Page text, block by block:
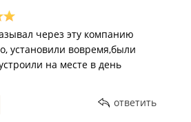
через эту компанию
установили вовремя,были
на месте в день
ответить